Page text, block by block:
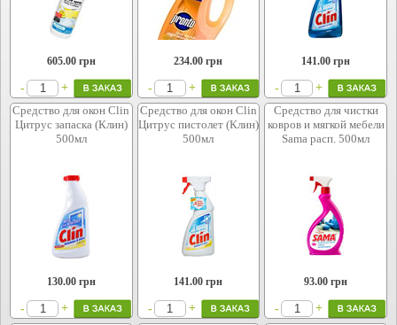
605.00грн
- +
234.00 грн
- +
141.00 грн
-
+
Средство для окон Clin
Цитрус запаска (Клин)
500мл
130.00грн
- +
Средство для окон Clin
Цитрус пистолет (Клин)
500мл
141.00 грн
- +
Средство для чистки
ковров и мягкой мебели
Sama расп. 500мл
93.00 грн
-
+